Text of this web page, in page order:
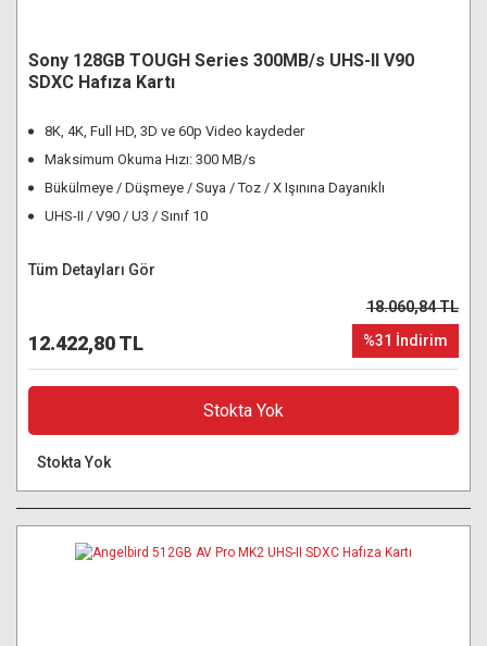
Sony 128GB TOUGH Series 300MB/s UHS-II V90
SDXC Hafıza Kartı
8K, 4K, Full HD, 3D ve 60p Video kaydeder
Maksimum Okuma Hızı: 300 MB/s
Bükülmeye / Düşmeye / Suya / Toz / X Işınına Dayanıklı
UHS-II / V90 / U3 / Sınıf 10
Tüm Detayları Gör
12.422,80 TL
18.060,84 TL
%31 İndirim
Stokta Yok
Stokta Yok